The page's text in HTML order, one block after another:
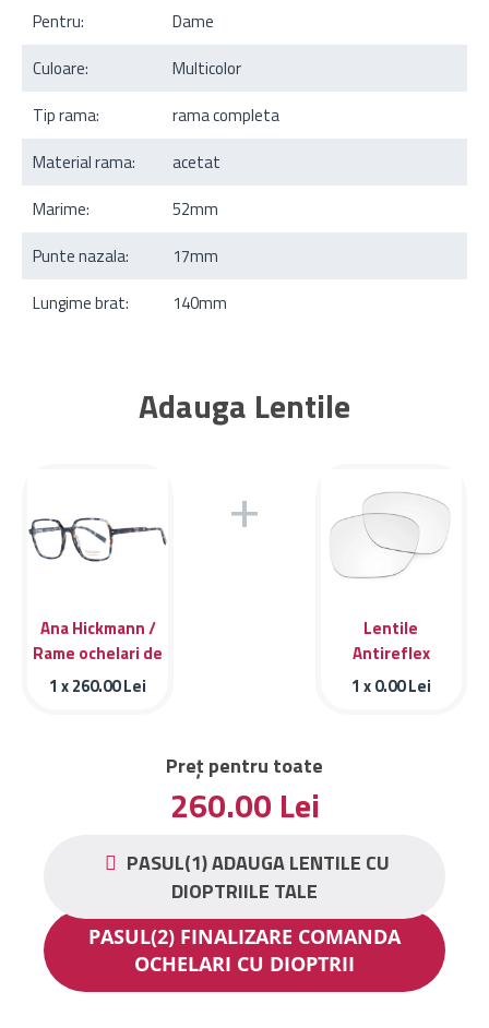
Pentru:
Dame
Culoare:
Multicolor
Tip rama:
rama completa
Material rama:
acetat
Marime:
52mm
Punte nazala:
17mm
Lungime brat:
140mm
Adauga Lentile
Ana Hickmann /
Rame ochelari de
vedere Ana
1 x260.00Lei
+
Lentile
Antireflex
PASUL(1) ADAUGA LENTILE CU
DIOPTRIILE TALE
1 x0.00Lei
Preț pentru toate
260.00 Lei
PASUL(2) FINALIZARE COMANDA
OCHELARI CU DIOPTRII